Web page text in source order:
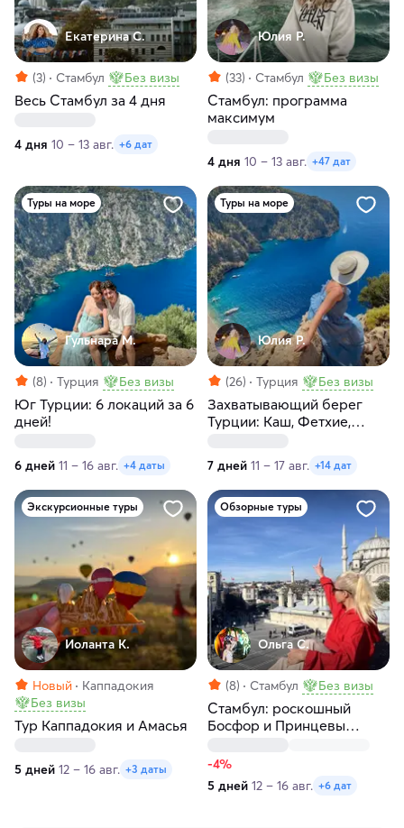
Екатерина С.
(3) Стамбул Без визы
Весь Стамбул за 4 дня
4 дня 10 – 13 авг. +6 дат
Юлия Р.
(33) Стамбул Без визы
Стамбул: программа
максимум
4 дня 10 – 13 авг. +47 дат
Туры на море
Гульнара М.
(8) Турция Без визы
Юг Турции: 6 локаций за 6
дней!
6 дней 11 – 16 авг. +4 даты
Туры на море
Юлия Р.
(26) Турция Без визы
Захватывающий берег
Турции: Каш, Фетхие,
7 дней 11 – 17 авг. +14 дат
Экскурсионные туры
Иоланта К.
Новый
Каппадокия
Без визы
Тур Каппадокия и Амасья
5 дней 12 – 16 авг. +3 даты
Обзорные туры
Ольга С.
(8) Стамбул Без визы
Стамбул: роскошный
Босфор и Принцевы
-4%
5 дней 12 – 16 авг. +6 дат